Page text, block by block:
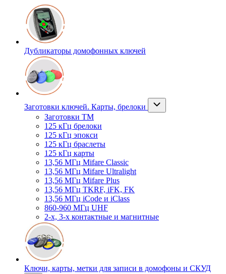
Дубликаторы домофонных ключей
Заготовки ключей. Карты, брелоки
Заготовки ТМ
125 кГц брелоки
125 кГц эпокси
125 кГц браслеты
125 кГц карты
13,56 МГц Mifare Classic
13,56 МГц Mifare Ultralight
13,56 МГц Mifare Plus
13,56 МГц TKRF, iFK, FK
13,56 МГц iCode и iClass
860-960 МГц UHF
2-х, 3-х контактные и магнитные
Ключи, карты, метки для записи в домофоны и СКУД